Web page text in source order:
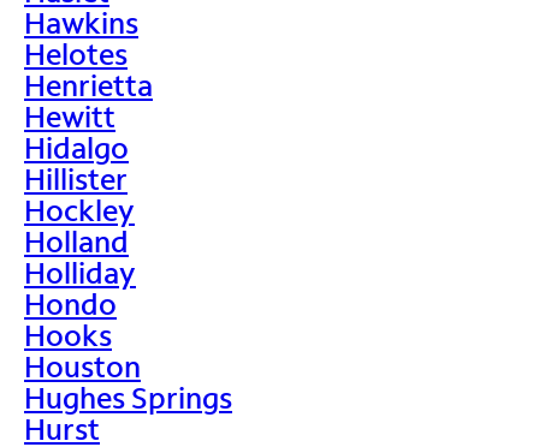
Hawkins
Helotes
Henrietta
Hewitt
Hidalgo
Hillister
Hockley
Holland
Holliday
Hondo
Hooks
Houston
Hughes Springs
Hurst